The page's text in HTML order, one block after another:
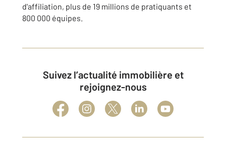
d'affiliation, plus de 19 millions de pratiquants et
800 000 équipes.
Suivez l’actualité immobilière et
rejoignez-nous